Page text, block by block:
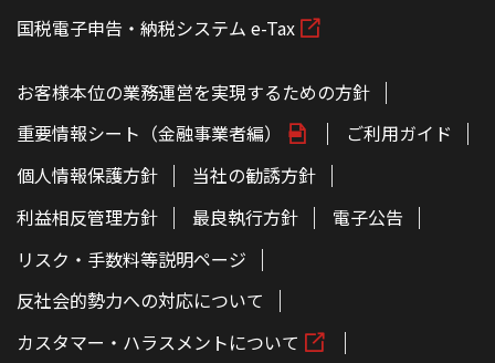
国税電子申告・納税システム e-Tax
お客様本位の業務運営を実現するための方針
重要情報シート（金融事業者編）
ご利用ガイド
個人情報保護方針
当社の勧誘方針
利益相反管理方針
最良執行方針
電子公告
リスク・手数料等説明ページ
反社会的勢力への対応について
カスタマー・ハラスメントについて